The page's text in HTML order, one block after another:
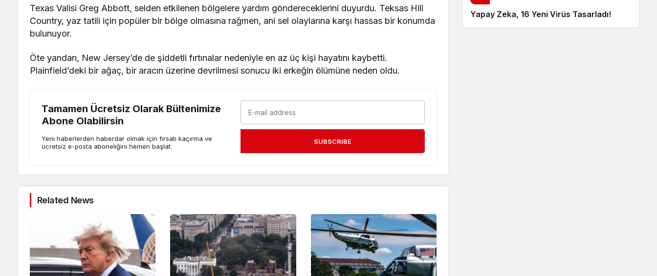
Texas Valisi Greg Abbott, selden etkilenen bölgelere yardım göndereceklerini duyurdu. Teksas Hill
Country, yaz tatili için popüler bir bölge olmasına rağmen, ani sel olaylarına karşı hassas bir konumda
bulunuyor.
Öte yandan, New Jersey’de de şiddetli fırtınalar nedeniyle en az üç kişi hayatını kaybetti.
Plainfield’deki bir ağaç, bir aracın üzerine devrilmesi sonucu iki erkeğin ölümüne neden oldu.
Tamamen Ücretsiz Olarak Bültenimize
Abone Olabilirsin
Yeni haberlerden haberdar olmak için fırsatı kaçırma ve
ücretsiz e-posta aboneliğini hemen başlat.
SUBSCRIBE
Related News
Yapay Zeka, 16 Yeni Virüs Tasarladı!